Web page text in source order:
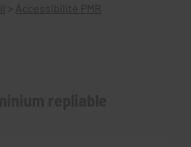
> Accessibilité PMR